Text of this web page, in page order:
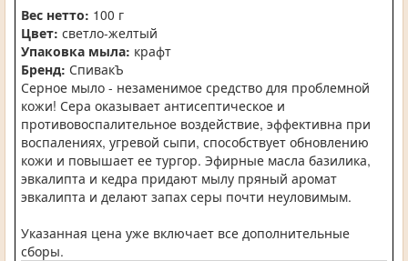
Вес нетто: 100 г
Цвет: светло-желтый
Упаковка мыла: крафт
Бренд: СпивакЪ
Серное мыло - незаменимое средство для проблемной
кожи! Сера оказывает антисептическое и
противовоспалительное воздействие, эффективна при
воспалениях, угревой сыпи, способствует обновлению
кожи и повышает ее тургор. Эфирные масла базилика,
эвкалипта и кедра придают мылу пряный аромат
эвкалипта и делают запах серы почти неуловимым.
Указанная цена уже включает все дополнительные
сборы.